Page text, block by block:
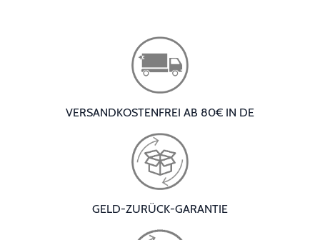
VERSANDKOSTENFREI AB 80€ IN DE
GELD-ZURÜCK-GARANTIE